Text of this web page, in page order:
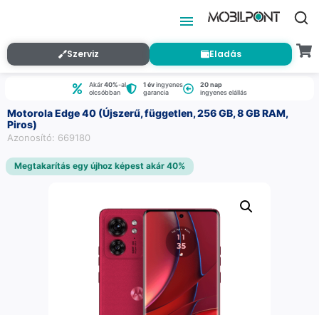
Szerviz Eladás
Akár40%-al
olcsóbban
1 évingyenes
garancia
20 nap
ingyenes elállás
Motorola Edge 40 (Újszerű, független, 256 GB, 8 GB RAM,
Piros)
Azonosító: 669180
Megtakarítás egy újhoz képest akár 40%